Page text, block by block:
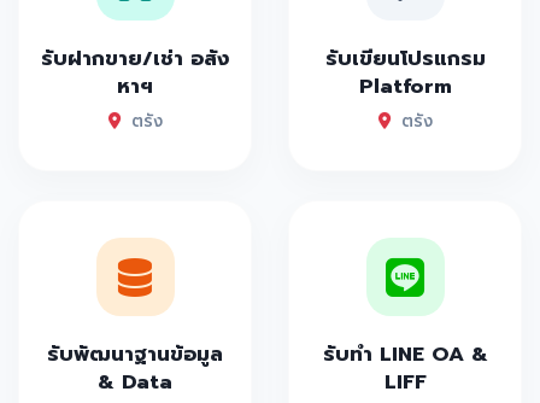
รับฝากขาย/เช่า อสัง
หาฯ
ตรัง
รับเขียนโปรแกรม
Platform
ตรัง
รับพัฒนาฐานข้อมูล
& Data
รับทำ LINE OA &
LIFF